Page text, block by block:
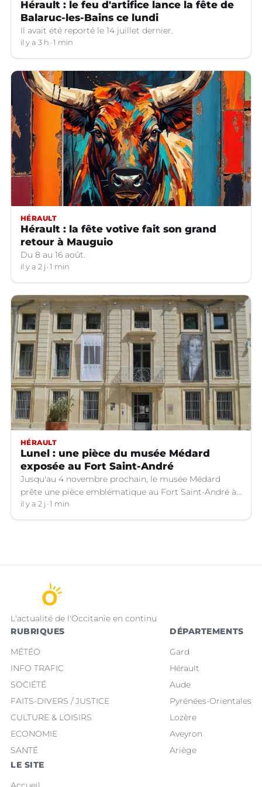
Hérault : le feu d'artifice lance la fête de
Balaruc-les-Bains ce lundi
Il avait été reporté le 14 juillet dernier.
il y a 3 h 1 min
HÉRAULT
Hérault : la fête votive fait son grand
retour à Mauguio
Du 8 au 16 août.
il y a 2 j 1 min
HÉRAULT
Lunel : une pièce du musée Médard
exposée au Fort Saint-André
Jusqu'au 4 novembre prochain, le musée Médard
prête une pièce emblématique au Fort Saint-André à
Villeneuve-lez-Avignon (Gard).
il y a 2 j 1 min
L'actualité de l'Occitanie en continu
RUBRIQUES
MÉTÉO
INFO TRAFIC
SOCIÉTÉ
FAITS-DIVERS / JUSTICE
CULTURE & LOISIRS
ECONOMIE
SANTÉ
DÉPARTEMENTS
Gard
Hérault
Aude
Pyrénées-Orientales
Lozère
Aveyron
Ariège
LE SITE